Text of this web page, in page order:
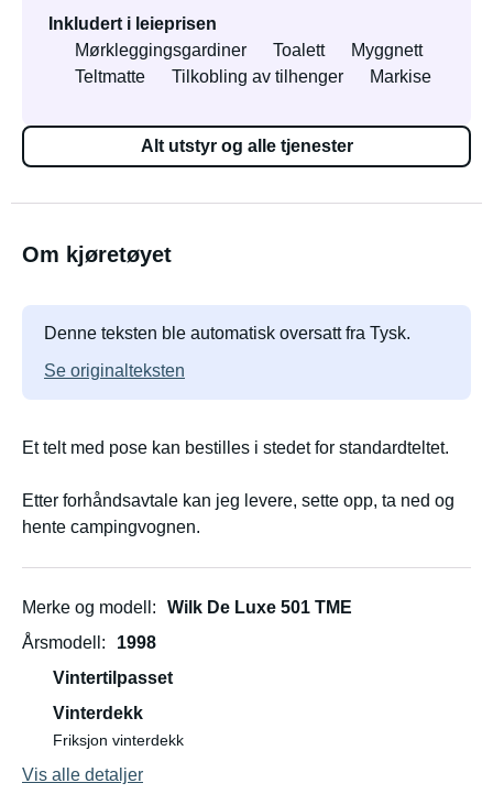
Inkludert i leieprisen
Mørkleggingsgardiner
Toalett
Myggnett
Teltmatte
Tilkobling av tilhenger Markise
Alt utstyr og alle tjenester
Om kjøretøyet
Denne teksten ble automatisk oversatt fra Tysk.
Se originalteksten
Et telt med pose kan bestilles i stedet for standardteltet.
Etter forhåndsavtale kan jeg levere, sette opp, ta ned og
hente campingvognen.
Merke og modell
Wilk De Luxe 501 TME
Årsmodell
1998
Vintertilpasset
Vinterdekk
Friksjon vinterdekk
Vis alle detaljer